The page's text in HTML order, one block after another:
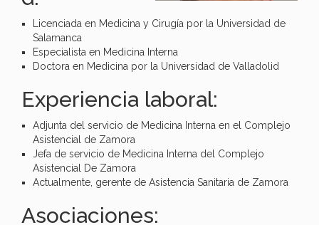
Licenciada en Medicina y Cirugía por la Universidad de
Salamanca
Especialista en Medicina Interna
Doctora en Medicina por la Universidad de Valladolid
Experiencia laboral:
Adjunta del servicio de Medicina Interna en el Complejo
Asistencial de Zamora
Jefa de servicio de Medicina Interna del Complejo
Asistencial De Zamora
Actualmente, gerente de Asistencia Sanitaria de Zamora
Asociaciones: